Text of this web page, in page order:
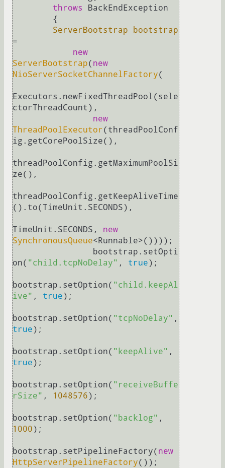
throws
BackEndException
ServerBootstrap
bootstrap
=
new
ServerBootstrap( new
NioServerSocketChannelFactory(
Executors.newFixedThreadPool(sele
ctorThreadCount),
new
ThreadPoolExecutor(threadPoolConf
ig.getCorePoolSize(),
threadPoolConfig.getMaximumPoolSi
ze(),
threadPoolConfig.getKeepAliveTime
().to(TimeUnit.SECONDS),
TimeUnit.SECONDS, new
SynchronousQueue<Runnable>())));
on( "child.tcpNoDelay" , true);
bootstrap.setOption( "child.keepAl
ive" , true);
bootstrap.setOption( "tcpNoDelay"
,
true);
bootstrap.setOption( "keepAlive"
true);
bootstrap.setOption( "receiveBuffe
rSize" , 1048576);
bootstrap.setOption( "backlog"
1000);
bootstrap.setPipelineFactory( new
HttpServerPipelineFactory());